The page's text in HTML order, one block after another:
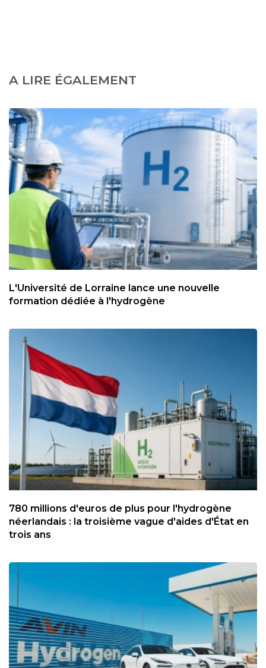
A LIRE ÉGALEMENT
L'Université de Lorraine lance une nouvelle
formation dédiée à l'hydrogène
780 millions d'euros de plus pour l'hydrogène
néerlandais : la troisième vague d'aides d'État en
trois ans